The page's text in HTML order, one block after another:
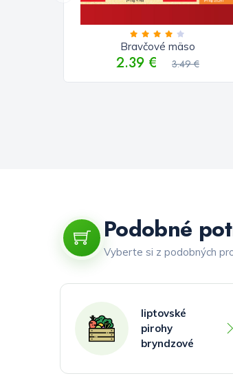
Bravčové mäso
2.39 € 3.49 €
Podobné
Vyberte si z podobných
liptovské
pirohy
bryndzové